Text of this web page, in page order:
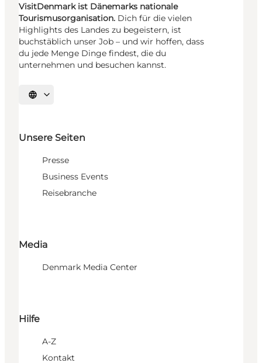
VisitDenmark ist Dänemarks nationale
Tourismusorganisation. Dich für die vielen
Highlights des Landes zu begeistern, ist
buchstäblich unser Job – und wir hoffen, dass
du jede Menge Dinge findest, die du
unternehmen und besuchen kannst.
Sprache auswählen
Unsere Seiten
Presse
Business Events
Reisebranche
Media
Denmark Media Center
Hilfe
A-Z
Kontakt